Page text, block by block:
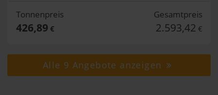
Tonnenpreis
426,89 €
Gesamtpreis
2.593,42 €
Alle 9 Angebote anzeigen